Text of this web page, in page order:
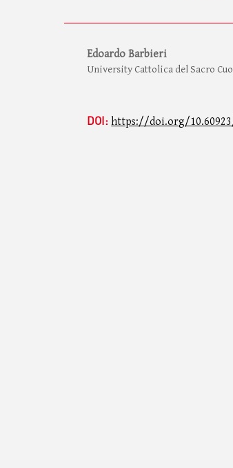
Edoardo Barbieri
University Cattolica del Sacro
DOI: https://doi.org/